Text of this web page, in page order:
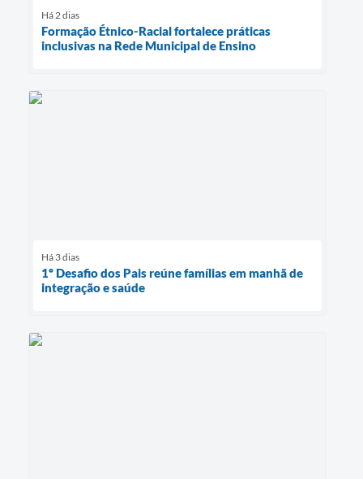
Há 2 dias
Formação Étnico-Racial fortalece práticas
inclusivas na Rede Municipal de Ensino
Há 3 dias
1º Desafio dos Pais reúne famílias em manhã de
integração e saúde